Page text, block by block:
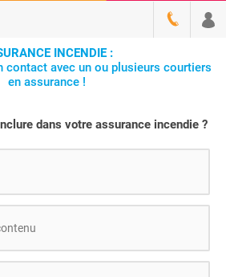
INCENDIE :
contact avec un ou plusieurs courtiers
en assurance !
dans votre assurance incendie ?